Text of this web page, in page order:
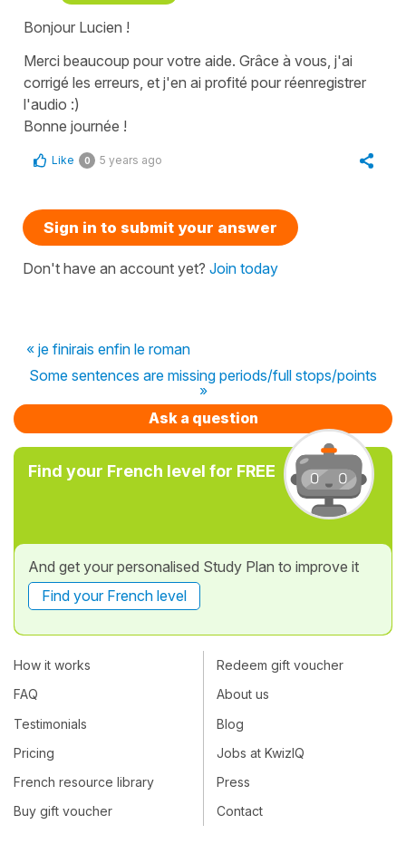
Bonjour Lucien !
Merci beaucoup pour votre aide. Grâce à vous, j'ai
corrigé les erreurs, et j'en ai profité pour réenregistrer
l'audio :)
Bonne journée !
Like 0 5 years ago
Sign in to submit your answer
Don't have an account yet? Join today
« je finirais enfin le roman
Some sentences are missing periods/full stops/points
»
Ask a question
Find your French level for FREE
And get your personalised Study Plan to improve it
Find your French level
How it works
FAQ
Testimonials
Pricing
French resource library
Buy gift voucher
Redeem gift voucher
About us
Blog
Jobs at KwizIQ
Press
Contact